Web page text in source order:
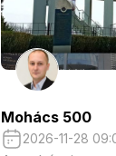
Mohács 500
2026-11-28